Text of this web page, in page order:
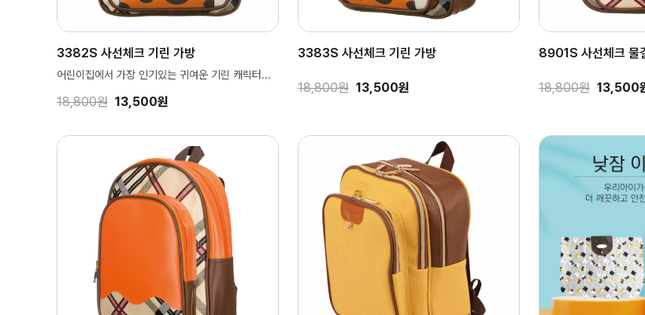
3382S 사선체크 기린 가방
어린이집에서 가장 인기있는 귀여운 기린 캐릭터...
18,800원 13,500원
3383S 사선체크 기린 가방
18,800원 13,500원
8901S 사선체크 물
18,800원 13,500